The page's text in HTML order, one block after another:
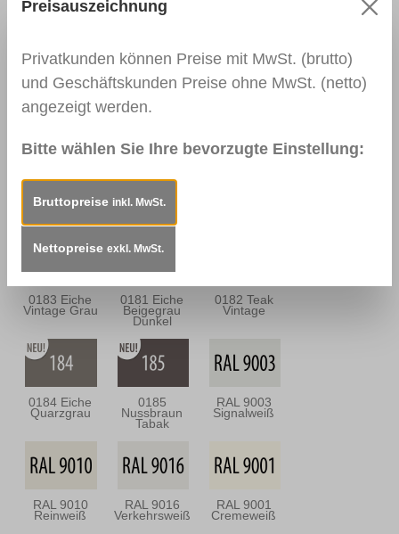
Nussbaum
Antik
Nussbraun
Palisander
Dunkel
Mahagoni Hell
0163
Mahagoni
0157
Mooreiche
0183 Eiche
Vintage Grau
0181 Eiche
Beigegrau
Dunkel
0182 Teak
Vintage
0184 Eiche
Quarzgrau
0185
Nussbraun
Tabak
RAL 9003
Signalweiß
RAL 9010
Reinweiß
RAL 9016
Verkehrsweiß
RAL 9001
Cremeweiß
Preisauszeichnung
Privatkunden können Preise mit MwSt. (brutto)
und Geschäftskunden Preise ohne MwSt. (netto)
angezeigt werden.
Bitte wählen Sie Ihre bevorzugte Einstellung:
Bruttopreise inkl. MwSt.
Nettopreise exkl. MwSt.